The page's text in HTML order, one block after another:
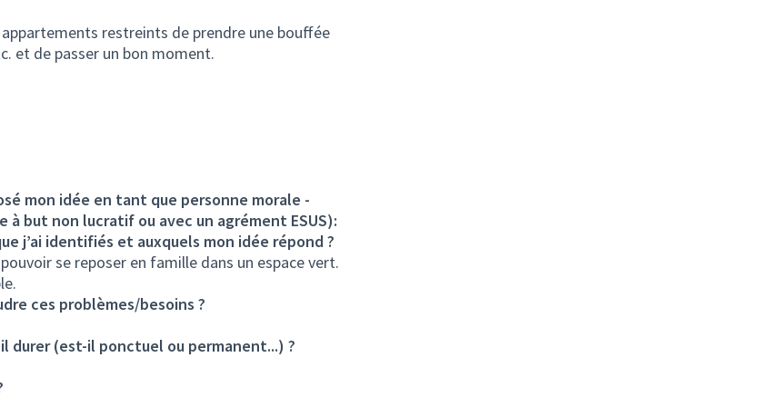
restreints de prendre une bouffée
et de passer un bon moment.
mon idée en tant que personne morale -
but non lucratif ou avec un agrément ESUS):
j’ai identifiés et auxquels mon idée répond ?
se reposer en famille dans un espace vert.
ces problèmes/besoins ?
durer (est-il ponctuel ou permanent...) ?